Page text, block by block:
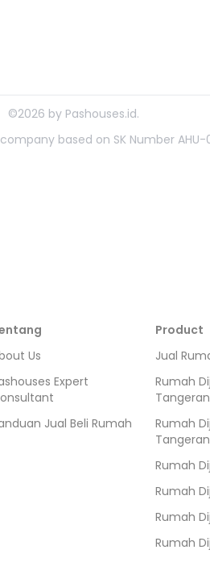
©2026 by Pashouses.id.
based on SK Number AHU-
Us
Expert
Jual Beli Rumah
Product
Jual
Rumah
Rumah
Rumah
Rumah
Rumah
Rumah